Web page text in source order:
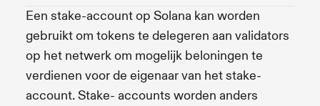
Een stake-account op Solana kan worden
gebruikt om tokens te delegeren aan validators
op het netwerk om mogelijk beloningen te
verdienen voor de eigenaar van het stake-
account. Stake- accounts worden anders